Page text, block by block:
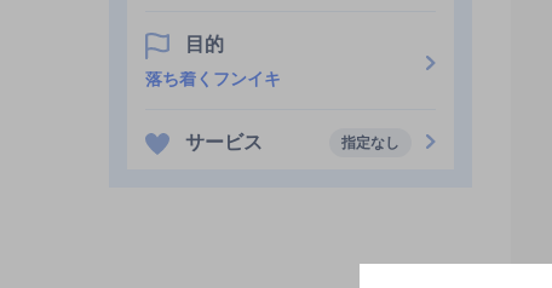
目的
落ち着くフンイキ
サービス 指定なし